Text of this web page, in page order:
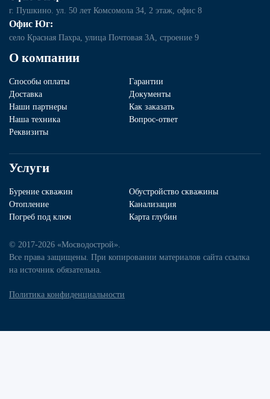
О компании
Способы оплаты
Гарантии
Доставка
Документы
Наши партнеры
Как заказать
Наша техника
Вопрос-ответ
Реквизиты
Услуги
Бурение скважин
Обустройство скважины
Отопление
Канализация
Погреб под ключ
Карта глубин
г. Пушкино. ул. 50 лет Комсомола 34, 2 этаж, офис 8
Офис Юг:
село Красная Пахра, улица Почтовая 3А, строение 9
© 2017-2026 «Мосводострой».
Все права защищены. При копировании материалов сайта ссылка
на источник обязательна.
Политика конфиденциальности